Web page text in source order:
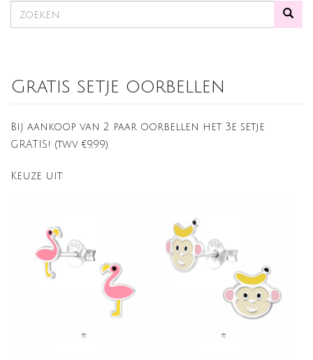
Gratis setje oorbellen
Bij aankoop van 2 paar oorbellen het 3e setje
GRATIS! (twv €9,99)
Keuze uit: